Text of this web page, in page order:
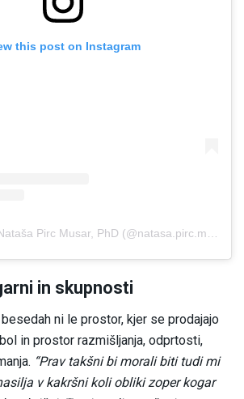
this post on Instagram
in skupnosti
besedah ni le prostor, kjer se prodajajo
in prostor razmišljanja, odprtosti,
“Prav takšni bi morali biti tudi mi
v kakršni koli obliki zoper kogar